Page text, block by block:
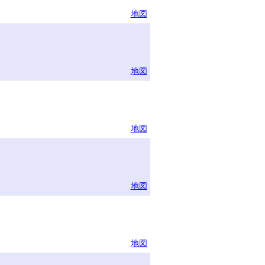
地図
地図
地図
地図
地図